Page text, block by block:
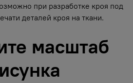
при разработке кроя под
деталей кроя на ткани.
масштаб